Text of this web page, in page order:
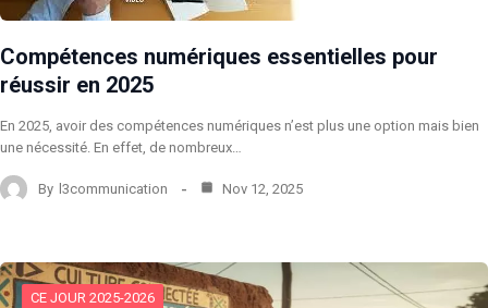
Compétences numériques essentielles pour
réussir en 2025
En 2025, avoir des compétences numériques n’est plus une option mais bien
une nécessité. En effet, de nombreux…
By l3communication Nov 12, 2025
CE JOUR 2025-2026